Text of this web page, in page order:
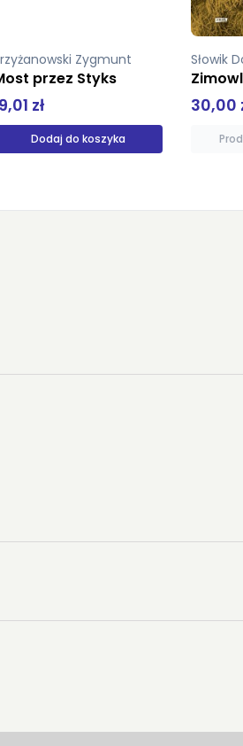
Dominika
zł
Produkt niedostępny
Cesarz
39,00